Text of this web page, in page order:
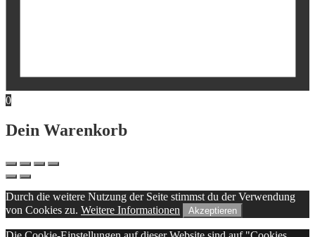
0
Dein Warenkorb
Durch die weitere Nutzung der Seite stimmst du der Verwendung
von Cookies zu. Weitere Informationen Akzeptieren